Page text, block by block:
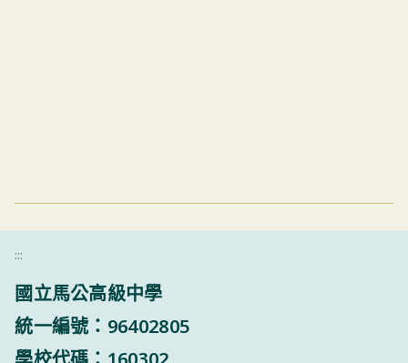
:::
國立馬公高級中學
統一編號：96402805